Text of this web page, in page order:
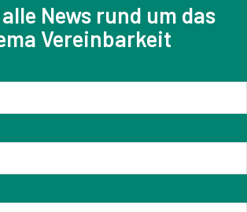
News rund um das
Vereinbarkeit